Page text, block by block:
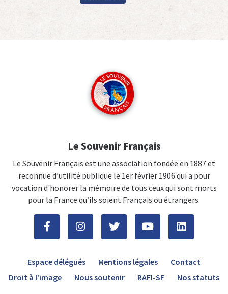
Le Souvenir Français
Le Souvenir Français est une association fondée en 1887 et
reconnue d’utilité publique le 1er février 1906 qui a pour
vocation d'honorer la mémoire de tous ceux qui sont morts
pour la France qu’ils soient Français ou étrangers.
Espace délégués Mentions légales
Contact
Droit à l’image
Nous soutenir RAFI-SF Nos statuts